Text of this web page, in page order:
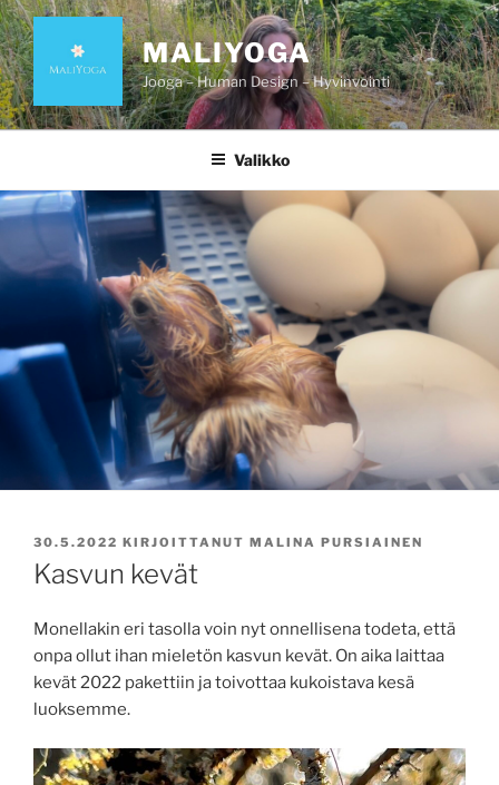
Siirry
sisältöön
MALIYOGA
Jooga – Human Design – Hyvinvointi
Valikko
JULKAISTU
30.5.2022 KIRJOITTANUT MALINA PURSIAINEN
Kasvun kevät
Monellakin eri tasolla voin nyt onnellisena todeta, että
onpa ollut ihan mieletön kasvun kevät. On aika laittaa
kevät 2022 pakettiin ja toivottaa kukoistava kesä
luoksemme.